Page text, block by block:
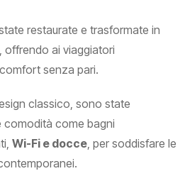
restaurate e trasformate in
offrendo ai viaggiatori
senza pari.
classico, sono state
come bagni
Wi-Fi e docce , per soddisfare le